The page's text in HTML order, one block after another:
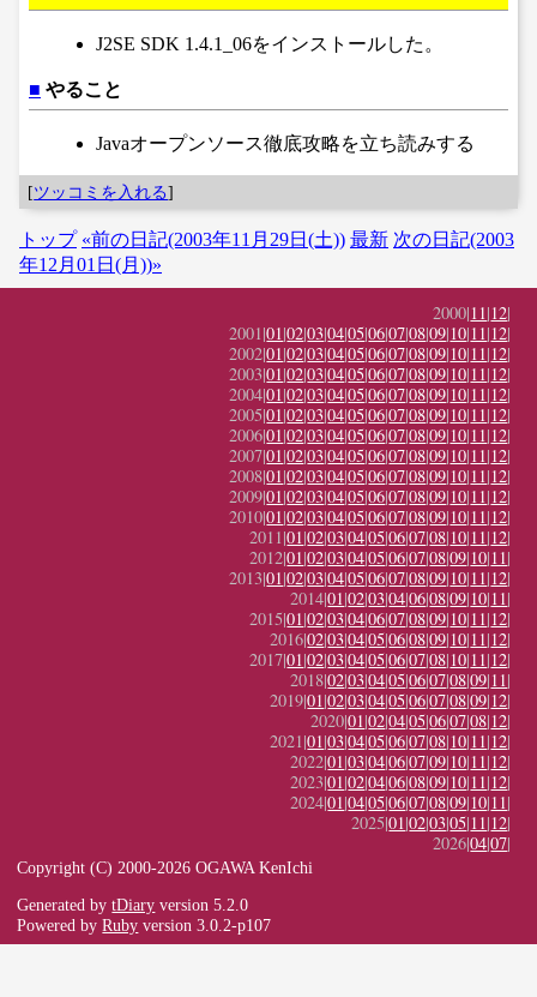
J2SE SDK 1.4.1_06をインストールした。
■ やること
Javaオープンソース徹底攻略を立ち読みする
[ツッコミを入れる]
トップ «前の日記(2003年11月29日(土)) 最新 次の日記(2003
年12月01日(月))»
2000|11|12|
2001|01|02|03|04|05|06|07|08|09|10|11|12|
2002|01|02|03|04|05|06|07|08|09|10|11|12|
2003|01|02|03|04|05|06|07|08|09|10|11|12|
2004|01|02|03|04|05|06|07|08|09|10|11|12|
2005|01|02|03|04|05|06|07|08|09|10|11|12|
2006|01|02|03|04|05|06|07|08|09|10|11|12|
2007|01|02|03|04|05|06|07|08|09|10|11|12|
2008|01|02|03|04|05|06|07|08|09|10|11|12|
2009|01|02|03|04|05|06|07|08|09|10|11|12|
2010|01|02|03|04|05|06|07|08|09|10|11|12|
2011|01|02|03|04|05|06|07|08|10|11|12|
2012|01|02|03|04|05|06|07|08|09|10|11|
2013|01|02|03|04|05|06|07|08|09|10|11|12|
2014|01|02|03|04|06|08|09|10|11|
2015|01|02|03|04|06|07|08|09|10|11|12|
2016|02|03|04|05|06|08|09|10|11|12|
2017|01|02|03|04|05|06|07|08|10|11|12|
2018|02|03|04|05|06|07|08|09|11|
2019|01|02|03|04|05|06|07|08|09|12|
2020|01|02|04|05|06|07|08|12|
2021|01|03|04|05|06|07|08|10|11|12|
2022|01|03|04|06|07|09|10|11|12|
2023|01|02|04|06|08|09|10|11|12|
2024|01|04|05|06|07|08|09|10|11|
2025|01|02|03|05|11|12|
2026|04|07|
Copyright (C) 2000-2026 OGAWA KenIchi
Generated bytDiary version 5.2.0
Powered byRuby version 3.0.2-p107